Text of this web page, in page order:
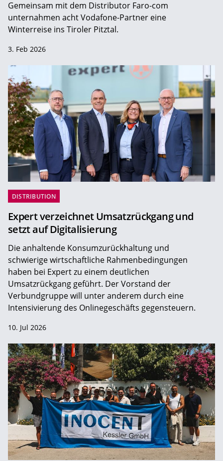
Gemeinsam mit dem Distributor Faro-com
unternahmen acht Vodafone-Partner eine
Winterreise ins Tiroler Pitztal.
3. Feb 2026
DISTRIBUTION
Expert verzeichnet Umsatzrückgang und
setzt auf Digitalisierung
Die anhaltende Konsumzurückhaltung und
schwierige wirtschaftliche Rahmenbedingungen
haben bei Expert zu einem deutlichen
Umsatzrückgang geführt. Der Vorstand der
Verbundgruppe will unter anderem durch eine
Intensivierung des Onlinegeschäfts gegensteuern.
10. Jul 2026